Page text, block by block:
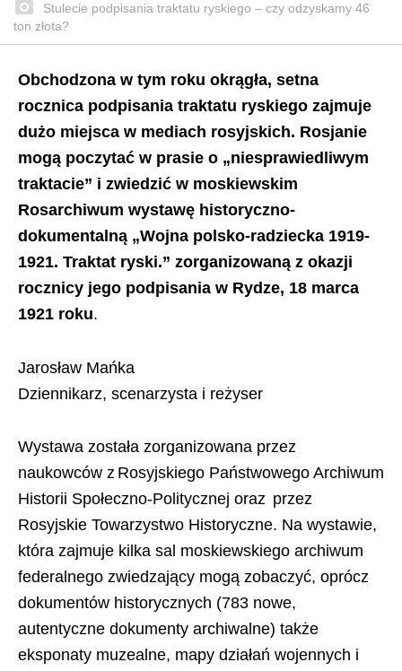
Stulecie podpisania traktatu ryskiego – czy odzyskamy 46
ton złota?
Obchodzona w tym roku okrągła, setna
rocznica podpisania traktatu ryskiego zajmuje
dużo miejsca w mediach rosyjskich. Rosjanie
mogą poczytać w prasie o „niesprawiedliwym
traktacie” i zwiedzić w moskiewskim
Rosarchiwum wystawę historyczno-
dokumentalną „Wojna polsko-radziecka 1919-
1921. Traktat ryski.” zorganizowaną z okazji
rocznicy jego podpisania w Rydze, 18 marca
1921 roku.
Jarosław Mańka
Dziennikarz, scenarzysta i reżyser
Wystawa została zorganizowana przez
naukowców z Rosyjskiego Państwowego Archiwum
Historii Społeczno-Politycznej oraz przez
Rosyjskie Towarzystwo Historyczne. Na wystawie,
która zajmuje kilka sal moskiewskiego archiwum
federalnego zwiedzający mogą zobaczyć, oprócz
dokumentów historycznych (783 nowe,
autentyczne dokumenty archiwalne) także
eksponaty muzealne, mapy działań wojennych i